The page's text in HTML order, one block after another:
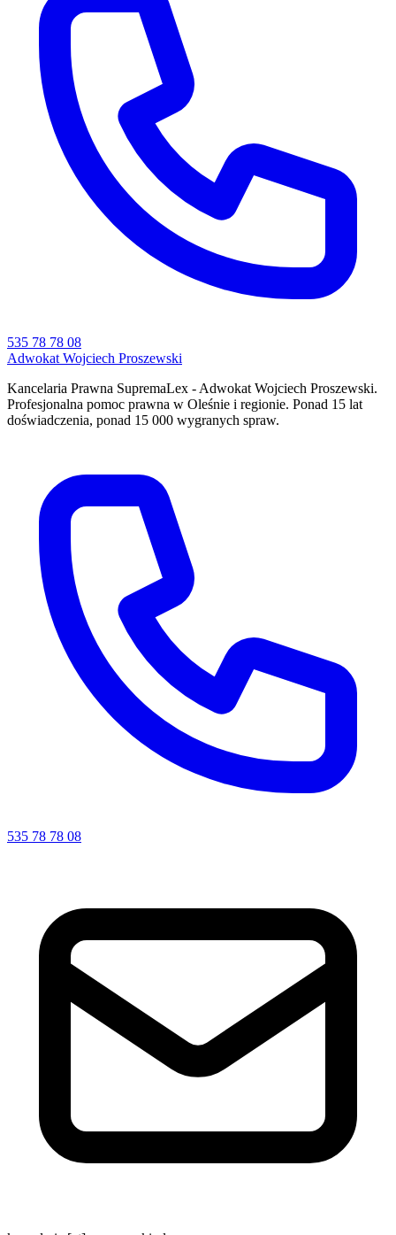
535 78 78 08
Adwokat Wojciech Proszewski
Kancelaria Prawna SupremaLex - Adwokat Wojciech Proszewski.
Profesjonalna pomoc prawna w Oleśnie i regionie. Ponad 15 lat
doświadczenia, ponad 15 000 wygranych spraw.
535 78 78 08